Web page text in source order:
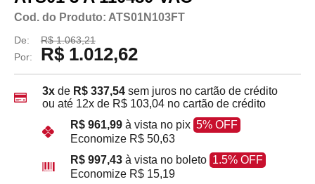
Cod. do Produto: ATS01N103FT
De:
R$ 1.063,21
Por:
R$ 1.012,62
3x de R$ 337,54 sem juros no cartão de crédito
ou até 12x de R$ 103,04 no cartão de crédito
R$ 961,99 à vista no pix 5% OFF
Economize R$ 50,63
R$ 997,43 à vista no boleto 1.5% OFF
Economize R$ 15,19